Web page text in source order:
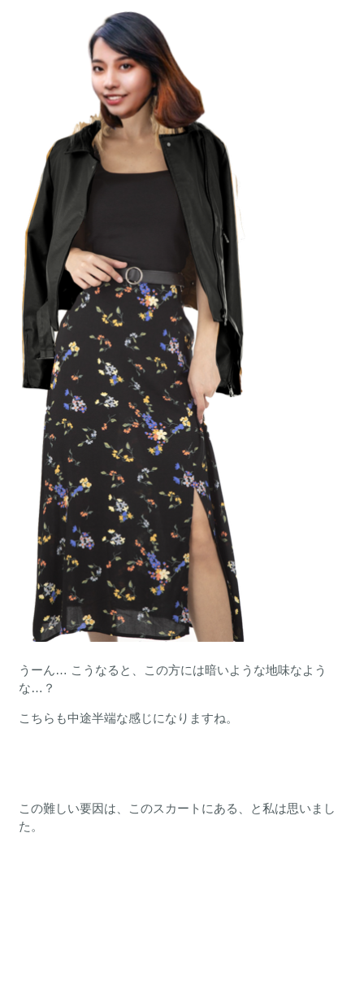
うーん… こうなると、この方には暗いような地味なよう
な…？
こちらも中途半端な感じになりますね。
この難しい要因は、このスカートにある、と私は思いまし
た。